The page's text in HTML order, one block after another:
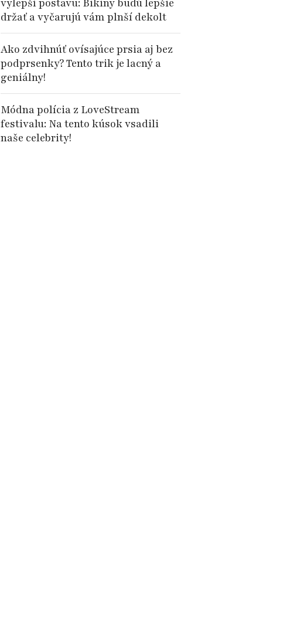
vylepší postavu: Bikiny budú lepšie
držať a vyčarujú vám plnší dekolt
Ako zdvihnúť ovísajúce prsia aj bez
podprsenky? Tento trik je lacný a
geniálny!
Módna polícia z LoveStream
festivalu: Na tento kúsok vsadili
naše celebrity!